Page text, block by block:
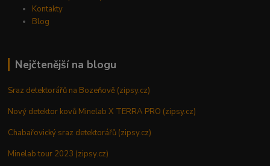
Kontakty
Blog
Nejčtenější na blogu
Sraz detektorářů na Bozeňově (zipsy.cz)
Nový detektor kovů Minelab X TERRA PRO (zipsy.cz)
Chabařovický sraz detektorářů (zipsy.cz)
Minelab tour 2023 (zipsy.cz)